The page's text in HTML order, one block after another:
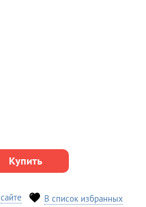
Купить
сайте В список избранных